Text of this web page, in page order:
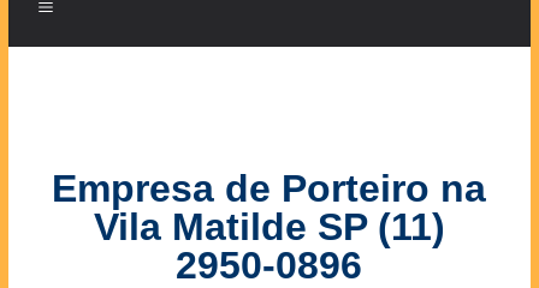
Empresa de Porteiro na
Vila Matilde SP (11)
2950-0896